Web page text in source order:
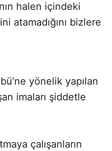
halen içindeki
atamadığını bizlere
yönelik yapılan
imaları şiddetle
çalışanların